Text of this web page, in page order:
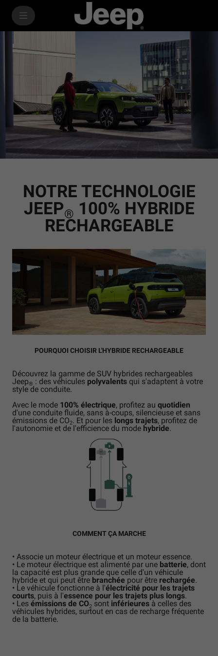
SkiptoNavigationText
NOTRE TECHNOLOGIE
JEEP® 100% HYBRIDE
RECHARGEABLE
POURQUOI CHOISIR L'HYBRIDE RECHARGEABLE
Découvrez la gamme de SUV hybrides rechargeables
Jeep® : des véhicules polyvalents qui s'adaptent à votre
style de conduite.
Avec le mode 100% électrique, profitez au quotidien
d'une conduite fluide, sans à-coups, silencieuse et sans
émissions de CO2. Et pour les longs trajets, profitez de
l'autonomie et de l'efficience du mode hybride.
COMMENT ÇA MARCHE
• Associe un moteur électrique et un moteur essence.
• Le moteur électrique est alimenté par une batterie, dont
la capacité est plus grande que celle d'un véhicule
hybride et qui peut être branchée pour être rechargée.
• Le véhicule fonctionne à l'électricité pour les trajets
courts, puis à l'essence pour les trajets plus longs.
• Les émissions de CO2 sont inférieures à celles des
véhicules hybrides, surtout en cas de recharge fréquente
de la batterie.